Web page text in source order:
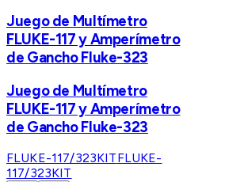
Juego de Multímetro
FLUKE-117 y Amperímetro
de Gancho Fluke-323
Juego de Multímetro
FLUKE-117 y Amperímetro
de Gancho Fluke-323
FLUKE-117/323KITFLUKE-
117/323KIT